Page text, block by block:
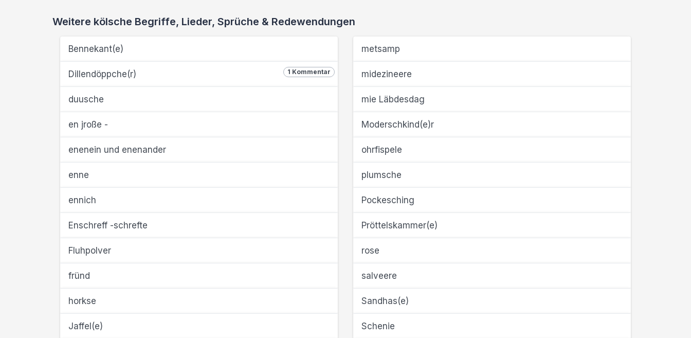
Weitere kölsche Begriffe, Lieder, Sprüche & Redewendungen
Bennekant(e)
1 Kommentar
Dillendöppche(r)
duusche
en jroße -
enenein und enenander
enne
ennich
Enschreff -schrefte
Fluhpolver
fründ
horkse
Jaffel(e)
metsamp
midezineere
mie Läbdesdag
Moderschkind(e)r
ohrfispele
plumsche
Pockesching
Pröttelskammer(e)
rose
salveere
Sandhas(e)
Schenie